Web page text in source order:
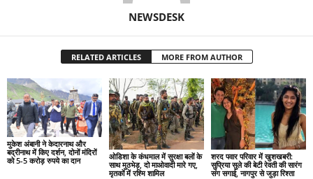
NEWSDESK
RELATED ARTICLES MORE FROM AUTHOR
मुकेश अंबानी ने केदारनाथ और
बद्रीनाथ में किए दर्शन, दोनों मंदिरों
को 5-5 करोड़ रुपये का दान
ओडिशा के कंधमाल में सुरक्षा बलों के
साथ मुठभेड़, दो माओवादी मारे गए,
मृतकों में रश्मि शामिल
शरद पवार परिवार में खुशखबरी:
सुप्रिया सुले की बेटी रेवती की सारंग
संग सगाई, नागपुर से जुड़ा रिश्ता